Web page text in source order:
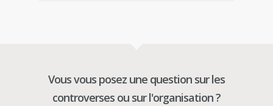
Vous vous posez une question sur les
controverses ou sur l'organisation ?